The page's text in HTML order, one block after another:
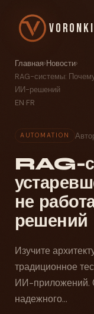
Главная›Новости›
RAG-системы:
ИИ-решений
EN·FR
AUTOMATION
RAG-
не
решений
Изучите
традиционное
ИИ-приложений.
надежного...